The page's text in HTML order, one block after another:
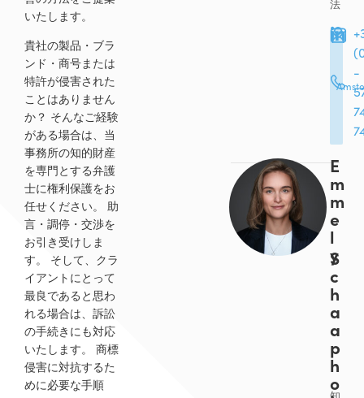
いたします。
貴社の製品 ・ブラ
ンド・商号または
特許が侵害された
ことはありません
か？ そんなご経験
がある場合は、当
事務所の知的財産
を専門とする弁護
士に権利保護をお
任せください。 助
言 ・調停・交渉を
お引き受けしま
す。
そして、クラ
イアントにとって
最良であると思わ
れる場合は、訴訟
の手続きにも対応
いたします。 商標
侵害に対抗するた
めに必要な手順
法
-
E
m
m
e
l
y
S
c
h
a
a
p
h
o